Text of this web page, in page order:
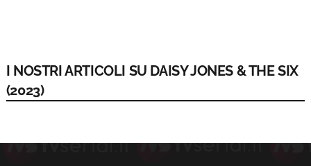
I NOSTRI ARTICOLI SU DAISY JONES & THE SIX
(2023)